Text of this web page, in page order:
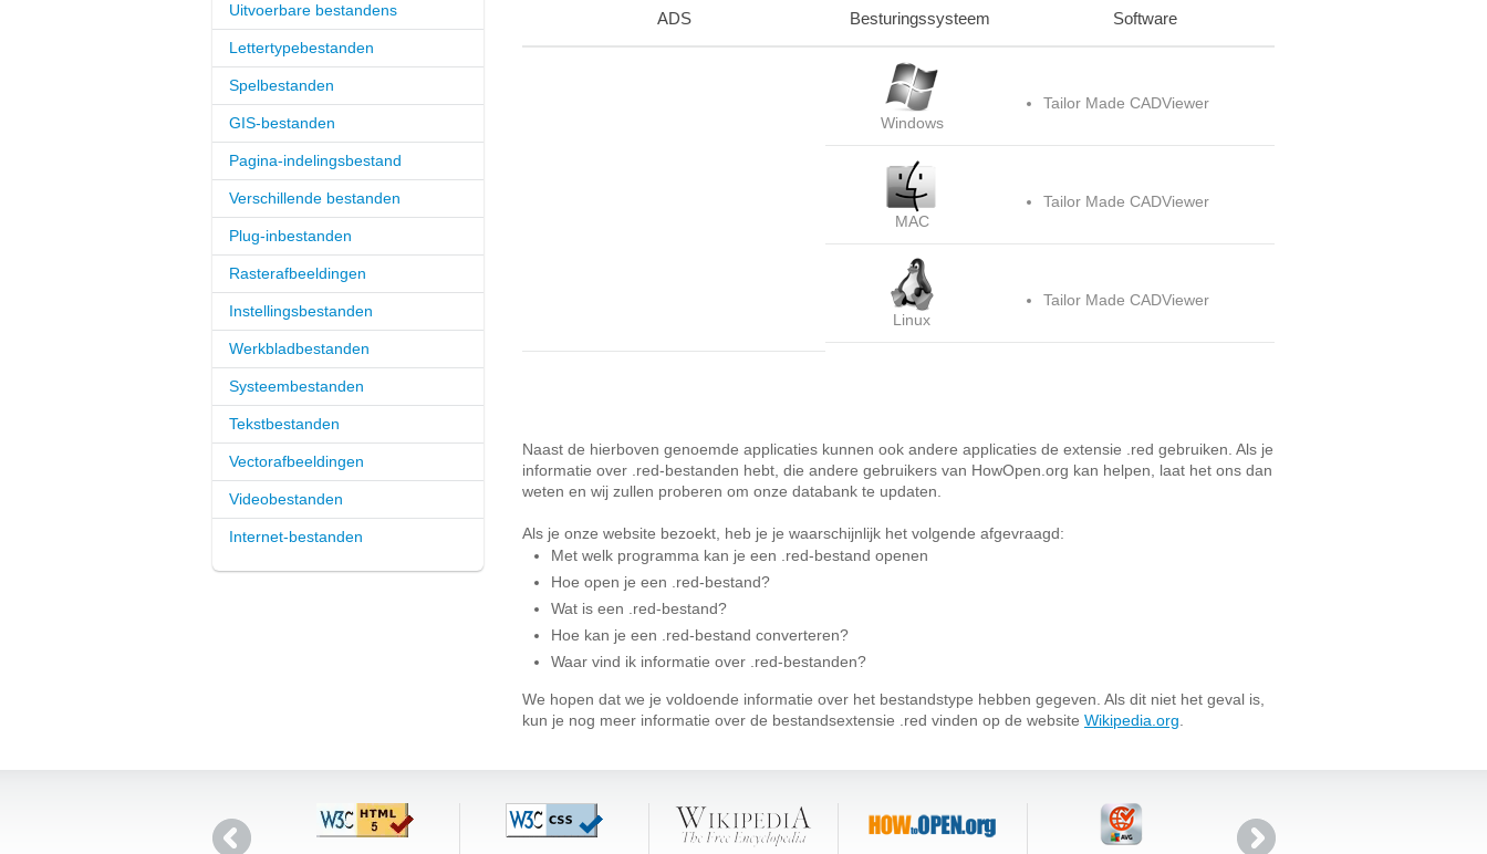
Uitvoerbare bestandens
Lettertypebestanden
Spelbestanden
GIS-bestanden
Pagina-indelingsbestand
Verschillende bestanden
Plug-inbestanden
Rasterafbeeldingen
Instellingsbestanden
Werkbladbestanden
Systeembestanden
Tekstbestanden
Vectorafbeeldingen
Videobestanden
Internet-bestanden
ADS Besturingssysteem Software
Windows
Tailor Made CADViewer
MAC
Tailor Made CADViewer
Linux
Tailor Made CADViewer
Naast de hierboven genoemde applicaties kunnen ook andere applicaties de extensie .red gebruiken. Als je
informatie over .red-bestanden hebt, die andere gebruikers van HowOpen.org kan helpen, laat het ons dan
weten en wij zullen proberen om onze databank te updaten.
Als je onze website bezoekt, heb je je waarschijnlijk het volgende afgevraagd:
Met welk programma kan je een .red-bestand openen
Hoe open je een .red-bestand?
Wat is een .red-bestand?
Hoe kan je een .red-bestand converteren?
Waar vind ik informatie over .red-bestanden?
We hopen dat we je ​​voldoende informatie over het bestandstype hebben gegeven. Als dit niet het geval is,
kun je nog meer informatie over de bestandsextensie .red vinden op de website Wikipedia.org